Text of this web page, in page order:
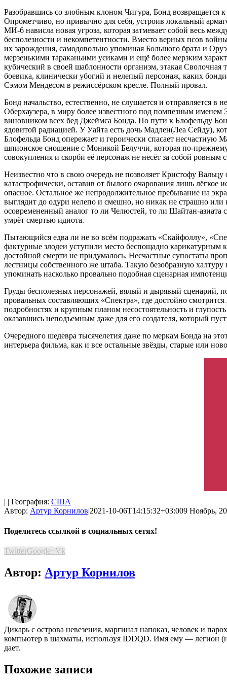
Разобравшись со злобным клоном Чигура, Бонд возвращается
Опрометчиво, но привычно для себя, устроив локальный
МИ-6 нависла новая угроза, которая затмевает собой весь
бесполезности и некомпетентности. Вместо верных псов
их зарождения, самодовольно упоминая Большого брата и
мерзенькими тараканьими усиками и ещё более мерзким
кубический в своей шаблонности организм, этакая
боевика, клинически убогий и нелепый персонаж, каких
Сэмом Мендесом в режиссёрском кресле. Полный провал.
Бонд начальство, естественно, не слушается и отправляется
Оберхаузера, в миру более известного под помпезным
виновником всех бед Джеймса Бонда. По пути к Блофельду
ядовитой радиацией. У Уайта есть дочь Мадлен(Леа Сейду),
Блофельда Бонд опережает и героически спасает
шпионское сношение с Моникой Белуччи, которая по-
совокупления и скорби её персонаж не несёт за собой ровным
Неизвестно что в свою очередь не позволяет Кристофу
катастрофически, оставив от былого очарования лишь
опасное. Остальное же непродолжительное пребывание на
выглядит до одури нелепо и смешно, но никак не страшно
осовремененный аналог то ли Челюстей, то ли Шайтан-
умрёт смертью идиота.
Пытающийся едва ли не во всём подражать «Скайфоллу»,
фактурные злодеи уступили место беспощадно
достойной смерти не придумалось. Несчастные супостаты
лестницы собственного же штаба. Такую безобразную
упоминать насколько провально подобная сценарная
Груды бесполезных персонажей, вялый и дырявый сценарий,
провальных составляющих «Спектра», где достойно смотрится
подробностях и крупным планом несостоятельность и
оказавшись неподъемным даже для его создателя, который
Очередного шедевра тысячелетия даже по меркам Бонда на
интерьера фильма, как и все остальные звёзды, старые или
| | География: США
Автор: Артур Корнилов|2021-10-06T14:15:32+03:009 Ноябрь,
Поделитесь ссылкой в социальных сетях!
TwitterGoogle+Vk
Автор: Артур Корнилов
Дикарь с острова невезения, маргинал напоказ, человек и
компьютер в шахматы, используя IDDQD. Имя ему — легион
дает.
Похожие записи